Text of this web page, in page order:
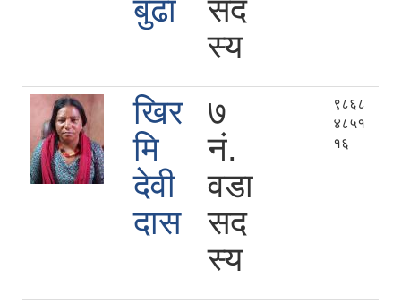
बुढा
सद
स्य
खिर
मि
देवी
दास
७
नं.
वडा
सद
स्य
९८६८
४८५१
१६